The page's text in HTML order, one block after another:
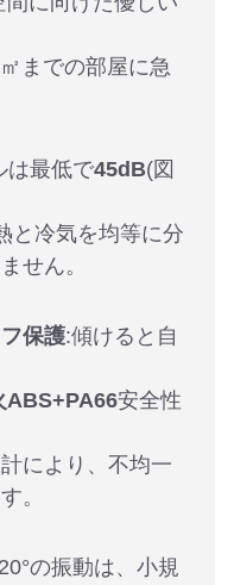
までの部屋に急
は最低で45dB(図
と冷気を均等に分
せん。
保護:傾けると自
ABS+PA66安全性
により、不均一
。
の振動は、小規